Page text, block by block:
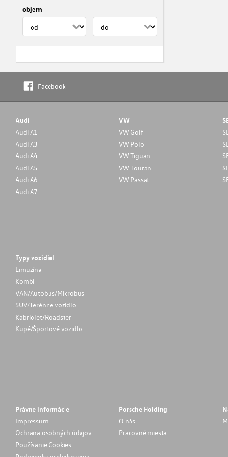
objem
Facebook
Audi
Audi A1
Audi A3
Audi A4
Audi A5
Audi A6
Audi A7
VW
VW Golf
VW Polo
VW Tiguan
VW Touran
VW Passat
Typy vozidiel
Limuzína
Kombi
VAN/Autobus/Mikrobus
SUV/Terénne vozidlo
Kabriolet/Roadster
Kupé/Športové vozidlo
Právne informácie
Impressum
Ochrana osobných údajov
Používanie Cookies
Porsche Holding
O nás
Pracovné miesta